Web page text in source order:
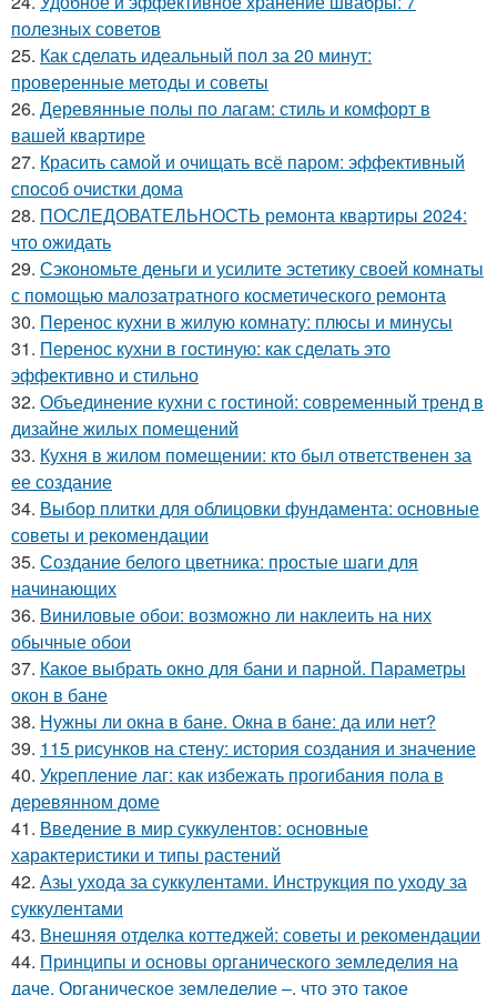
полезных советов
25. Как сделать идеальный пол за 20 минут:
проверенные методы и советы
26. Деревянные полы по лагам: стиль и комфорт в
вашей квартире
27. Красить самой и очищать всё паром: эффективный
способ очистки дома
28. ПОСЛЕДОВАТЕЛЬНОСТЬ ремонта квартиры 2024:
что ожидать
29. Сэкономьте деньги и усилите эстетику своей комнаты
с помощью малозатратного косметического ремонта
30. Перенос кухни в жилую комнату: плюсы и минусы
31. Перенос кухни в гостиную: как сделать это
эффективно и стильно
32. Объединение кухни с гостиной: современный тренд в
дизайне жилых помещений
33. Кухня в жилом помещении: кто был ответственен за
ее создание
34. Выбор плитки для облицовки фундамента: основные
советы и рекомендации
35. Создание белого цветника: простые шаги для
начинающих
36. Виниловые обои: возможно ли наклеить на них
обычные обои
37. Какое выбрать окно для бани и парной. Параметры
окон в бане
38. Нужны ли окна в бане. Окна в бане: да или нет?
39. 115 рисунков на стену: история создания и значение
40. Укрепление лаг: как избежать прогибания пола в
деревянном доме
41. Введение в мир суккулентов: основные
характеристики и типы растений
42. Азы ухода за суккулентами. Инструкция по уходу за
суккулентами
43. Внешняя отделка коттеджей: советы и рекомендации
44. Принципы и основы органического земледелия на
даче. Органическое земледелие –, что это такое